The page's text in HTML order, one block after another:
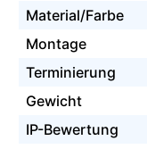
Material/Farbe
Montage
Terminierung
Gewicht
IP-Bewertung